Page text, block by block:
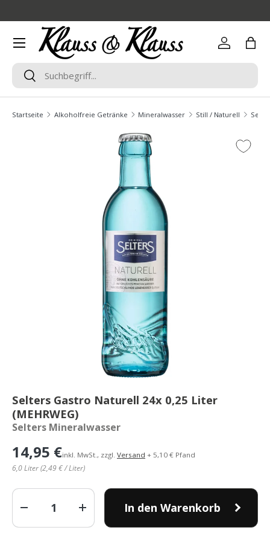
Direkt zum Inhalt
Suchen
Suchen
Einloggen
Menü
Startseite Alkoholfreie Getränke Mineralwasser Still / Naturell
Selters Gastro Naturell 24x 0,25 Liter
(MEHRWEG)
Selters Mineralwasser
14,95 €
6,0 Liter (2,49 € / Liter)
inkl. MwSt., zzgl. Versand + 5,10 € Pfand
Anzahl
-
+ In den Warenkorb